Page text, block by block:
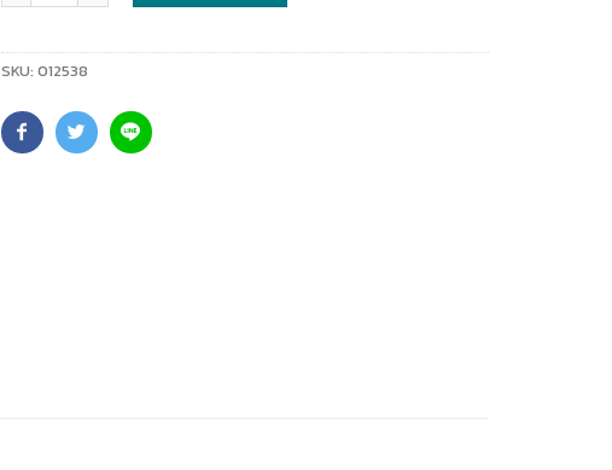
SKU: 012538